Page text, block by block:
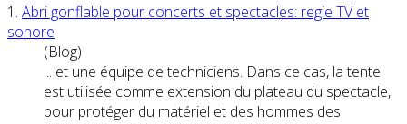
1. Abri gonflable pour concerts et spectacles: regie TV et
sonore
(Blog)
... et une équipe de techniciens. Dans ce cas, la tente
est utilisée comme extension du plateau du spectacle,
pour protéger du matériel et des hommes des